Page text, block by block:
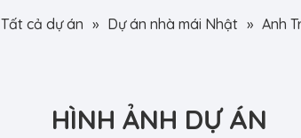
Tất cả dự án » Dự án nhà mái Nhật » Anh
HÌNH ẢNH DỰ ÁN